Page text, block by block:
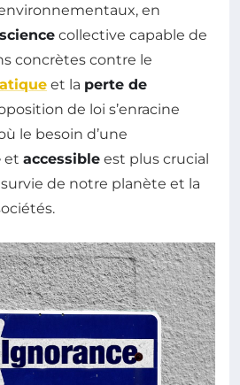
en
collective capable de
concrètes contre le
et la perte de
de loi s’enracine
le besoin d’une
et accessible est plus crucial
de notre planète et la